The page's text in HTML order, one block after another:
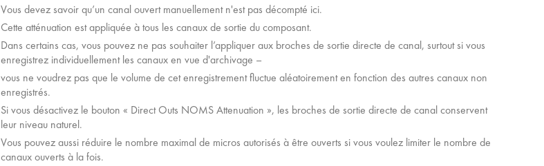
Vous devez savoir qu’un canal ouvert manuellement n'est pas décompté ici.
Cette atténuation est appliquée à tous les canaux de sortie du composant.
Dans certains cas, vous pouvez ne pas souhaiter l’appliquer aux broches de sortie directe de canal, surtout si vous
enregistrez individuellement les canaux en vue d'archivage –
vous ne voudrez pas que le volume de cet enregistrement fluctue aléatoirement en fonction des autres canaux non
enregistrés.
Si vous désactivez le bouton « Direct Outs NOMS Attenuation », les broches de sortie directe de canal conservent
leur niveau naturel.
Vous pouvez aussi réduire le nombre maximal de micros autorisés à être ouverts si vous voulez limiter le nombre de
canaux ouverts à la fois.